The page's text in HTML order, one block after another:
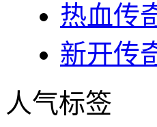
热血传
新开传
人气标签